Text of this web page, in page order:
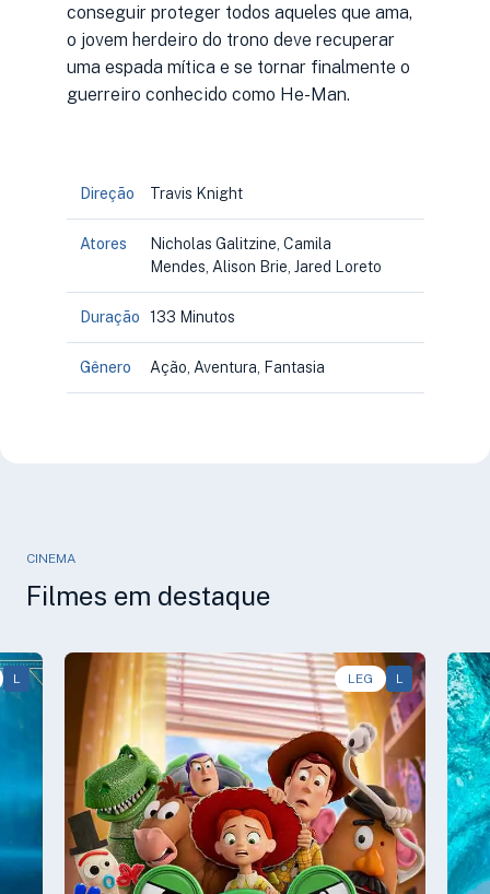
conseguir proteger todos aqueles que ama,
o jovem herdeiro do trono deve recuperar
uma espada mítica e se tornar finalmente o
guerreiro conhecido como He-Man.
Direção Travis Knight
Atores
Nicholas Galitzine, Camila
Mendes, Alison Brie, Jared Loreto
Duração 133 Minutos
Gênero Ação, Aventura, Fantasia
CINEMA
Filmes em destaque
L LEG L
Animação, Aventura, Comédia • • 1h40